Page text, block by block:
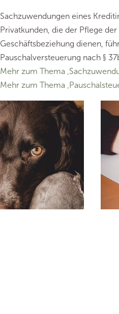
Sachzuwendungen eines
Privatkunden, die der Pflege der
Geschäftsbeziehung dienen,
Pauschalversteuerung nach §
Mehr zum Thema
Mehr zum Thema